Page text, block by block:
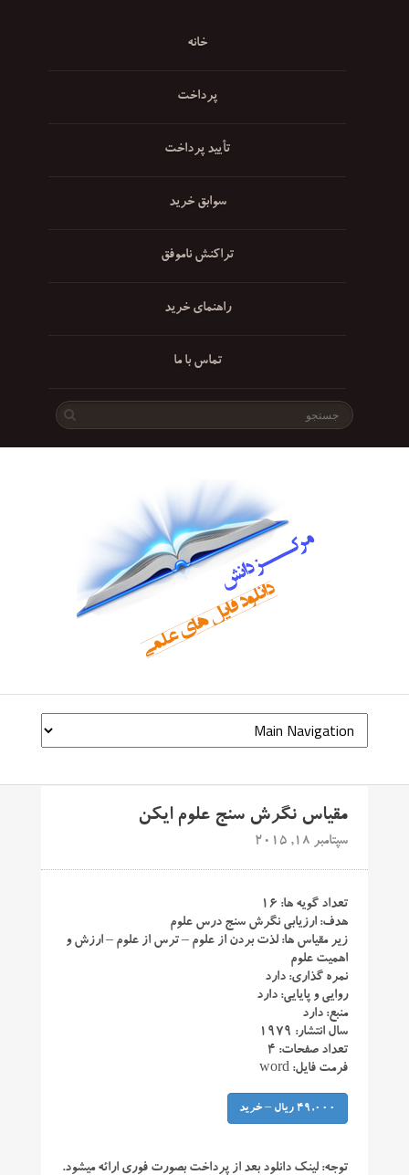
خانه
پرداخت
تأیید پرداخت
سوابق خرید
تراکنش ناموفق
راهنمای خرید
تماس با ما
مقیاس نگرش سنج علوم ایکن
سپتامبر 18, 2015
تعداد گویه ها: ۱۶
هدف: ارزیابی نگرش سنج درس علوم
زیر مقیاس ها: لذت بردن از علوم – ترس از علوم – ارزش و
اهمیت علوم
نمره گذاری: دارد
روایی و پایایی: دارد
منبع: دارد
سال انتشار: ۱۹۷۹
تعداد صفحات: ۴
فرمت فایل: word
49,000 ریال – خرید
توجه: لینک دانلود بعد از پرداخت بصورت فوری ارائه میشود.